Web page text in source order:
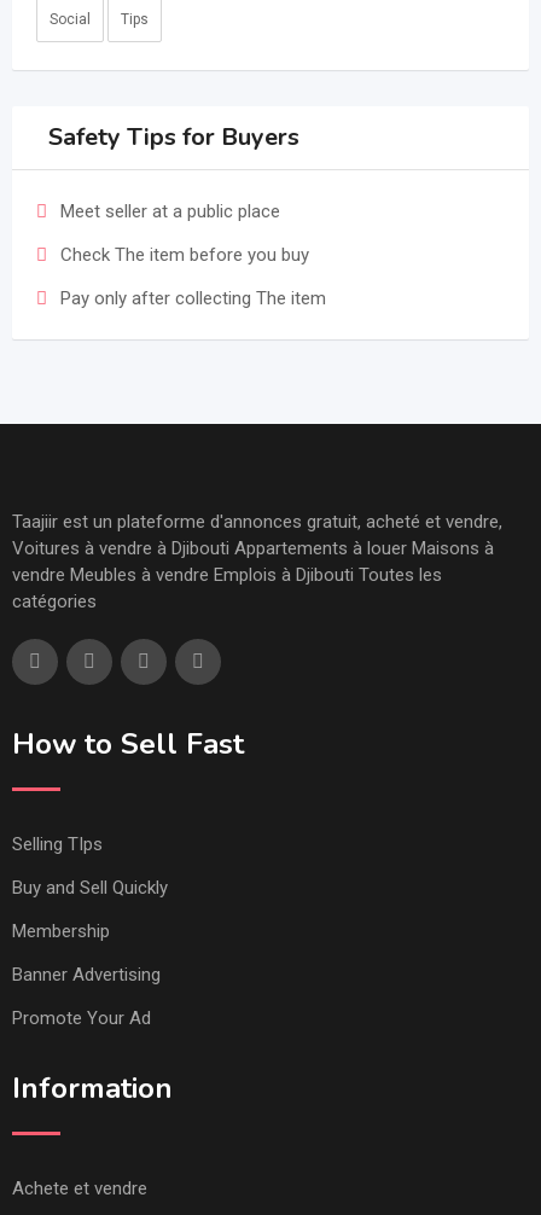
Social Tips
Safety Tips for Buyers
Meet seller at a public place
Check The item before you buy
Pay only after collecting The item
Taajiir est un plateforme d'annonces gratuit, acheté et vendre,
Voitures à vendre à Djibouti Appartements à louer Maisons à
vendre Meubles à vendre Emplois à Djibouti Toutes les
catégories
How to Sell Fast
Selling TIps
Buy and Sell Quickly
Membership
Banner Advertising
Promote Your Ad
Information
Achete et vendre